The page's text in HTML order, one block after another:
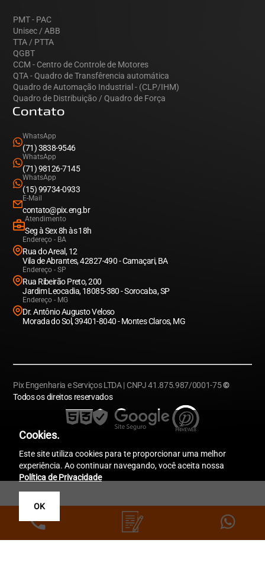
PMT - PAC
Unisec / ABB
TTA / PTTA
QGBT
CCM - Centro de Controle de Motores
QTA - Quadro de Transfêrencia automática
Quadro de Automação Industrial - (CLP/IHM)
Quadro de Distribuição / Quadro de Força
Contato
WhatsApp
(71) 3838-9546
WhatsApp
(71) 98126-7145
WhatsApp
(15) 99734-0933
E-Mail
contato@pix.eng.br
Atendimento
Seg à Sex 8h às 18h
Endereço - BA
Rua do Areal, 12
Vila de Abrantes, 42827-490 - Camaçari, BA
Endereço - SP
Rua Ribeirão Preto, 200
Jardim Leocadia, 18085-380 - Sorocaba, SP
Endereço - MG
Dr. Antônio Augusto Veloso
Morada do Sol, 39401-8040 - Montes Claros, MG
Pix Engenharia e Serviços LTDA | CNPJ 41.875.987/0001-75©
Todos os direitos reservados
Cookies.
Este site utiliza cookies para te proporcionar uma melhor
experiência. Ao continuar navegando, você aceita nossa
Política de Privacidade
OK